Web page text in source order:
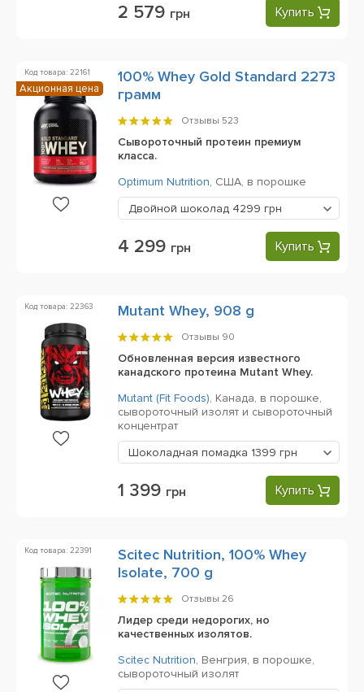
2 579 грн Купить
Код товара: 22161
100% Whey Gold Standard 2273
грамм
Отзывы 523
Сывороточный протеин премиум
класса.
Optimum Nutrition, США, в порошке
Двойной шоколад 4299 грн
4 299 грн Купить
Акционная цена
Код товара: 22363 Mutant Whey, 908 g
Отзывы 90
Обновленная версия известного
канадского протеина Mutant Whey.
Mutant (Fit Foods), Канада, в порошке,
сывороточный изолят и сывороточный
концентрат
Шоколадная помадка 1399 грн
1 399 грн Купить
Код товара: 22391
Scitec Nutrition, 100% Whey
Isolate, 700 g
Отзывы 26
Лидер среди недорогих, но
качественных изолятов.
Scitec Nutrition, Венгрия, в порошке,
сывороточный изолят